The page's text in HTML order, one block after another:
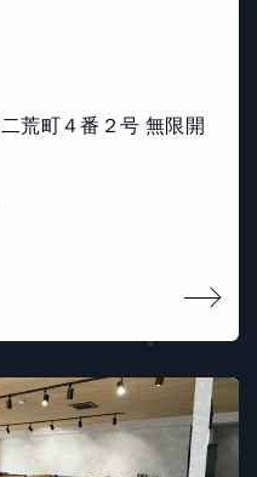
荒町４番２号 無限開